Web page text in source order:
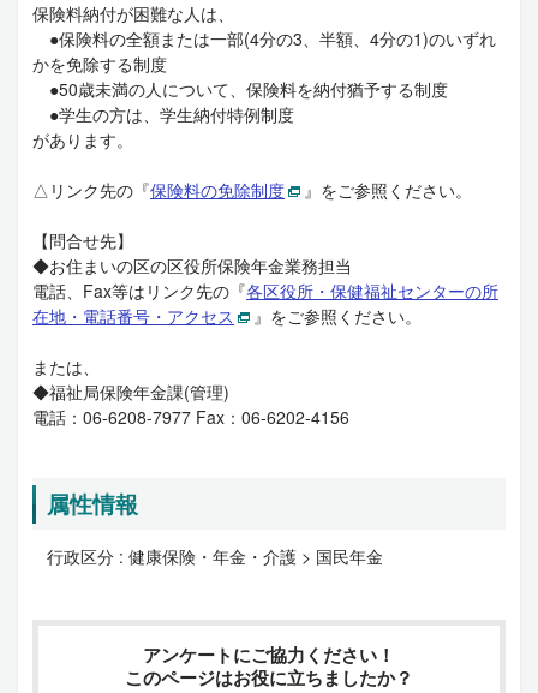
保険料納付が困難な人は、
●保険料の全額または一部(4分の3、半額、4分の1)のいずれ
かを免除する制度
●50歳未満の人について、保険料を納付猶予する制度
●学生の方は、学生納付特例制度
があります。
△リンク先の『保険料の免除制度 』をご参照ください。
【問合せ先】
◆お住まいの区の区役所保険年金業務担当
電話、Fax等はリンク先の『各区役所・保健福祉センターの所
在地・電話番号・アクセス
』をご参照ください。
または、
◆福祉局保険年金課(管理)
電話：06-6208-7977 Fax：06-6202-4156
属性情報
行政区分 : 健康保険・年金・介護 > 国民年金
アンケートにご協力ください！
このページはお役に立ちましたか？